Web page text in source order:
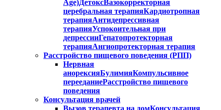
Age)ДетоксВазокорректорная
церебральная терапияКардиотропная
терапияАнтидепрессивная
терапияУспокоительная при
депрессииГепатопротекторная
терапияАнгиопротекторная терапия
Расстройство пищевого поведения (РПП)
Нервная
анорексияБулимияКомпульсивное
перееданиеРасстройство пищевого
поведения
Консультация врачей
Вызов терапевта на домКонсультация